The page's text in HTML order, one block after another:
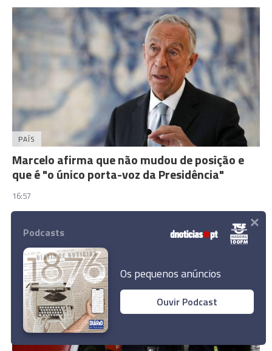
PAÍS
Marcelo afirma que não mudou de posição e
que é "o único porta-voz da Presidência"
16:57
Podcasts
Os pequenos anúncios
Ouvir Podcast
×